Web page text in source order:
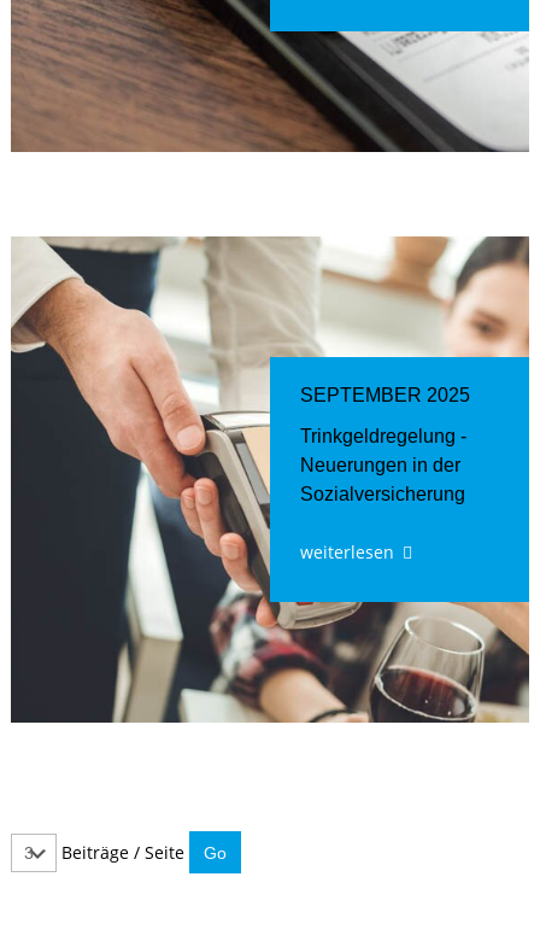
SEPTEMBER 2025
Trinkgeldregelung -
Neuerungen in der
Sozialversicherung
weiterlesen
Beiträge / Seite